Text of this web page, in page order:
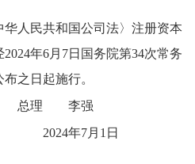
华人民共和国公司法〉注册资本
年6月7日国务院第34次常务
之日起施行。
总理 李强
2024年7月1日